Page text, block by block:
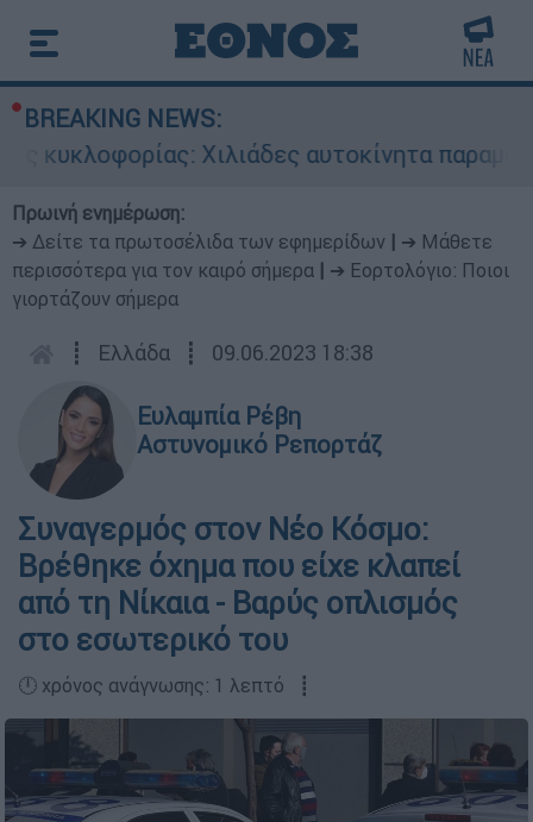
BREAKING NEWS:
Χιλιάδες αυτοκίνητα
Πρωινή ενημέρωση:
➔ Δείτε τα πρωτοσέλιδα των εφημερίδων
➔ Μάθετε
περισσότερα για τον καιρό σήμερα
➔ Εορτολόγιο: Ποιοι
γιορτάζουν σήμερα
┋ Ελλάδα ┋ 09.06.2023 18:38
Ευλαμπία Ρέβη
Αστυνομικό Ρεπορτάζ
Συναγερμός στον Νέο Κόσμο:
Βρέθηκε όχημα που είχε κλαπεί
από τη Νίκαια - Βαρύς οπλισμός
στο εσωτερικό του
🕛 χρόνος ανάγνωσης: 1 λεπτό ┋